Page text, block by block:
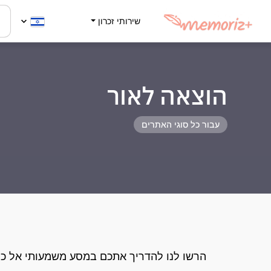
שירותי זכרון
הוצאה לאור
עבור כל סוגי האתרים
הרשו לנו להדריך אתכם במסע משמעותי אל